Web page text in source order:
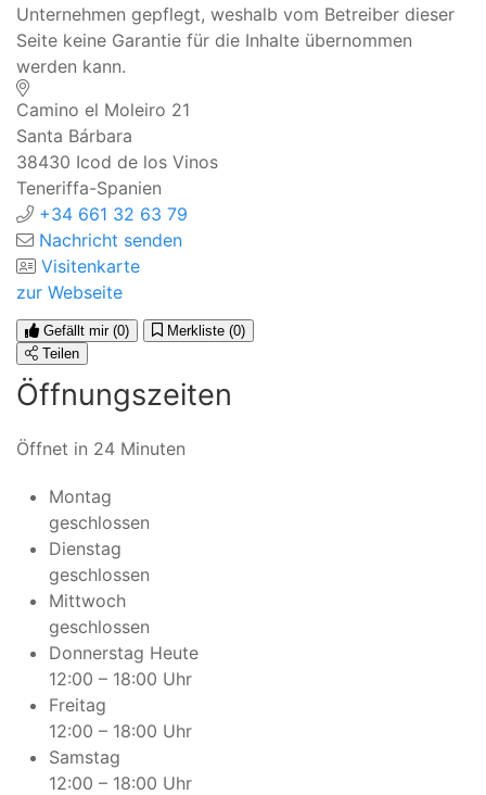
Unternehmen gepflegt, weshalb vom Betreiber dieser
Seite keine Garantie für die Inhalte übernommen
werden kann.
Camino el Moleiro 21
Santa Bárbara
38430 Icod de los Vinos
Teneriffa-Spanien
+34 661 32 63 79
Nachricht senden
Visitenkarte
zur Webseite
Gefällt mir (0) Merkliste (0)
Teilen
Öffnungszeiten
Öffnet in 24 Minuten
Montag
geschlossen
Dienstag
geschlossen
Mittwoch
geschlossen
Donnerstag Heute
12:00 – 18:00 Uhr
Freitag
12:00 – 18:00 Uhr
Samstag
12:00 – 18:00 Uhr